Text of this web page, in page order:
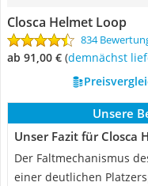
Closca Helmet Loop
834
ab 91,00 € ( Demnächst
Unsere
Unser Fazit für Closca
Der Faltmechanismus
einer deutlichen